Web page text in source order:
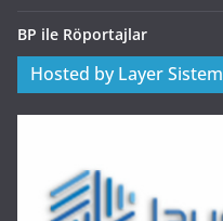
BP ile Röportajlar
Hosted by Layer Sistem